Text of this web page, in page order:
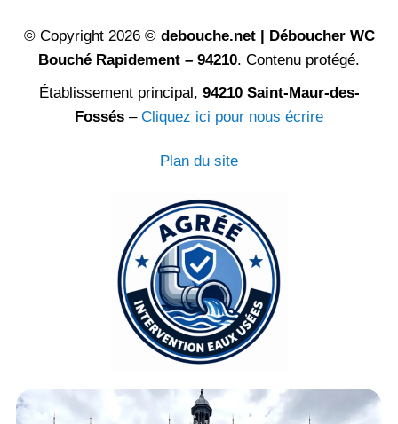
© Copyright 2026 © debouche.net | Déboucher WC
Bouché Rapidement – 94210. Contenu protégé.
Établissement principal, 94210 Saint-Maur-des-
Fossés – Cliquez ici pour nous écrire
Plan du site